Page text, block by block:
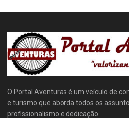
O Portal Aventuras é um veículo de
e turismo que aborda todos os
profissionalismo e dedicação.